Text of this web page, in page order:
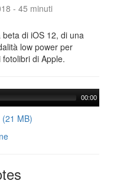
- 45 minuti
beta di iOS 12, di una
low power per
di Apple.
00:00
(21 MB)